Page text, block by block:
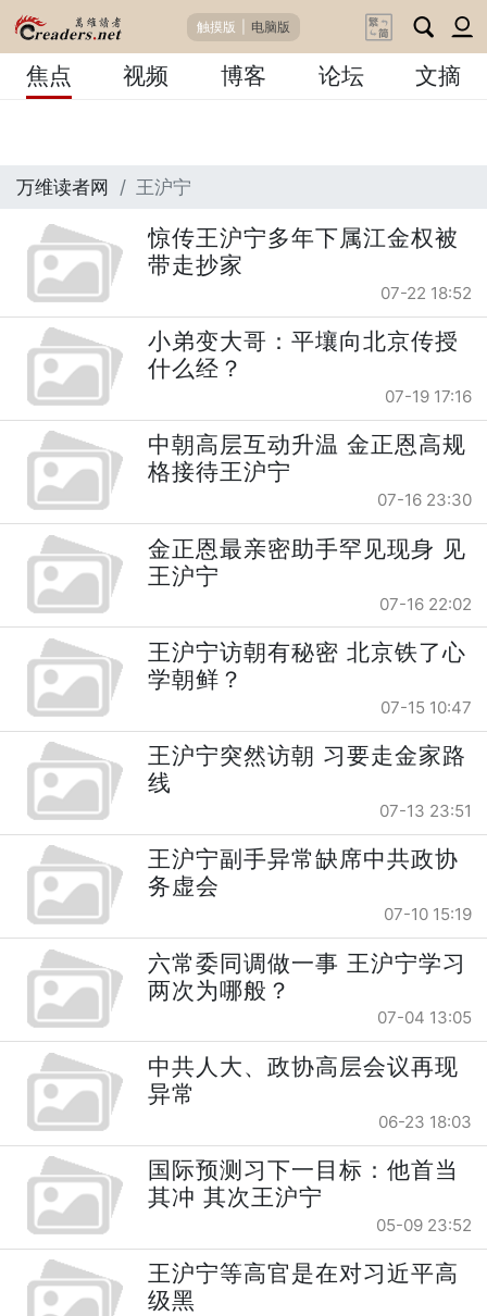
触摸版 电脑版
焦点 视频 博客 论坛 文摘
万维读者网 王沪宁
惊传王沪宁多年下属江金权被
带走抄家
07-22 18:52
小弟变大哥：平壤向北京传授
什么经？
07-19 17:16
中朝高层互动升温 金正恩高规
格接待王沪宁
07-16 23:30
金正恩最亲密助手罕见现身 见
王沪宁
07-16 22:02
王沪宁访朝有秘密 北京铁了心
学朝鲜？
07-15 10:47
王沪宁突然访朝 习要走金家路
线
07-13 23:51
王沪宁副手异常缺席中共政协
务虚会
07-10 15:19
六常委同调做一事 王沪宁学习
两次为哪般？
07-04 13:05
中共人大、政协高层会议再现
异常
06-23 18:03
国际预测习下一目标：他首当
其冲 其次王沪宁
05-09 23:52
王沪宁等高官是在对习近平高
级黑